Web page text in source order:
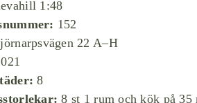
1:48
152
22 A–H
8
8 st 1 rum och kök på 35